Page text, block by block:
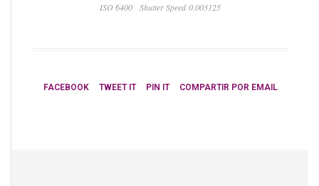
ISO 6400
Shutter Speed 0.003125
FACEBOOK TWEET IT PIN IT COMPARTIR POR EMAIL